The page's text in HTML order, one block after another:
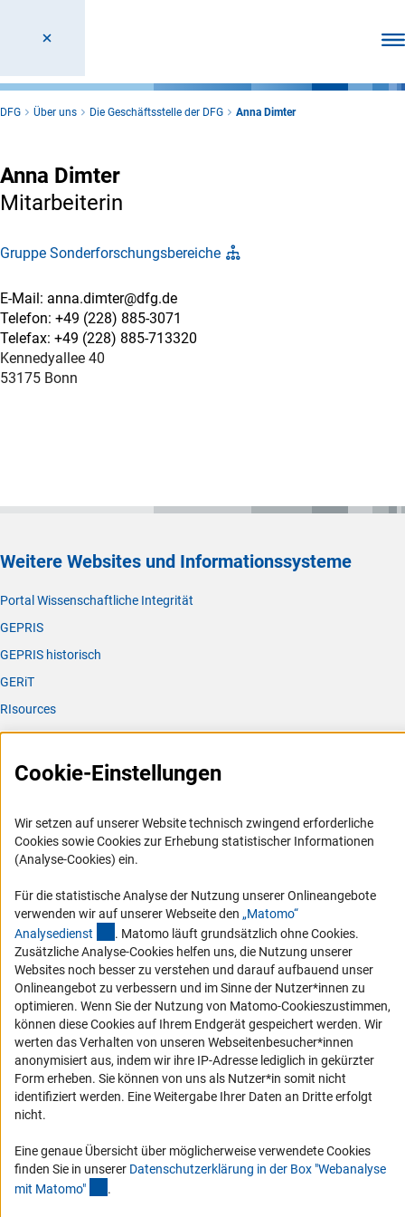
DFG Über uns Die Geschäftsstelle der DFG Anna Dimter
Anna Dimter
Mitarbeiterin
Gruppe Sonderforschungsbereiche
E-Mail: anna.dimter@dfg.de
Telefon: +49 (228) 885-3071
Telefax: +49 (228) 885-713320
Kennedyallee 40
53175 Bonn
Weitere Websites und Informationssysteme
Portal Wissenschaftliche Integrität
GEPRIS
GEPRIS historisch
GERiT
RIsources
Service
Presse
Karriere
Logo und Corporate Design
Compliance
Vergabeverfahren
Barrierefreiheit
Service und Informationen für Menschen mit Behinderungen
Erklärung zur Barrierefreiheit
Barriere melden
DFG-aktuell
schauen Sie sich die Ausgaben online an.
Cookie-Einstellungen
Wir setzen auf unserer Website technisch zwingend erforderliche
Cookies sowie Cookies zur Erhebung statistischer Informationen
(Analyse-Cookies) ein.
Für die statistische Analyse der Nutzung unserer Onlineangebote
verwenden wir auf unserer Webseite den „Matomo“
Analysedienst (externer Link)
. Matomo läuft grundsätzlich ohne Cookies.
Zusätzliche Analyse-Cookies helfen uns, die Nutzung unserer
Websites noch besser zu verstehen und darauf aufbauend unser
Onlineangebot zu verbessern und im Sinne der Nutzer*innen zu
optimieren. Wenn Sie der Nutzung von Matomo-Cookieszustimmen,
können diese Cookies auf Ihrem Endgerät gespeichert werden. Wir
werten das Verhalten von unseren Webseitenbesucher*innen
anonymisiert aus, indem wir ihre IP-Adresse lediglich in gekürzter
Form erheben. Sie können von uns als Nutzer*in somit nicht
identifiziert werden. Eine Weitergabe Ihrer Daten an Dritte erfolgt
nicht.
Eine genaue Übersicht über möglicherweise verwendete Cookies
finden Sie in unserer Datenschutzerklärung in der Box "Webanalyse
mit Matomo" .